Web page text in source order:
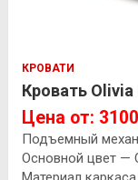
КРОВАТИ
Кровать
Цена от:
Подъемный
Основной цвет —